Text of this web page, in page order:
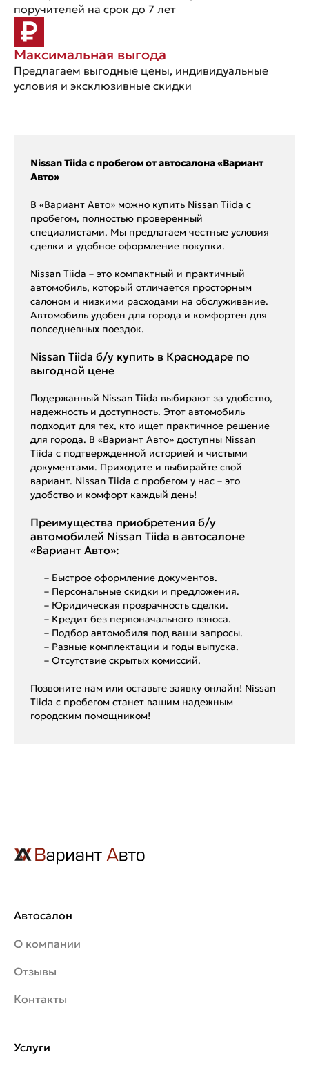
поручителей на срок до 7 лет
Максимальная выгода
Предлагаем выгодные цены, индивидуальные
условия и эксклюзивные скидки
Nissan Tiida с пробегом от автосалона «Вариант
Авто»
В «Вариант Авто» можно купить Nissan Tiida с
пробегом, полностью проверенный
специалистами. Мы предлагаем честные условия
сделки и удобное оформление покупки.
Nissan Tiida – это компактный и практичный
автомобиль, который отличается просторным
салоном и низкими расходами на обслуживание.
Автомобиль удобен для города и комфортен для
повседневных поездок.
Nissan Tiida б/у купить в Краснодаре по
выгодной цене
Подержанный Nissan Tiida выбирают за удобство,
надежность и доступность. Этот автомобиль
подходит для тех, кто ищет практичное решение
для города. В «Вариант Авто» доступны Nissan
Tiida с подтвержденной историей и чистыми
документами. Приходите и выбирайте свой
вариант. Nissan Tiida с пробегом у нас – это
удобство и комфорт каждый день!
Преимущества приобретения б/у
автомобилей Nissan Tiida в автосалоне
«Вариант Авто»:
– Быстрое оформление документов.
– Персональные скидки и предложения.
– Юридическая прозрачность сделки.
– Кредит без первоначального взноса.
– Подбор автомобиля под ваши запросы.
– Разные комплектации и годы выпуска.
– Отсутствие скрытых комиссий.
Позвоните нам или оставьте заявку онлайн! Nissan
Tiida с пробегом станет вашим надежным
городским помощником!
Автосалон
О компании
Отзывы
Контакты
Услуги